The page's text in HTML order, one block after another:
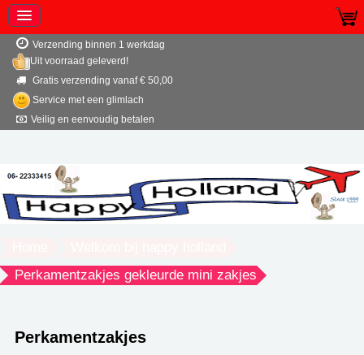
Verzending binnen 1 werkdag
Uit voorraad geleverd!
Gratis verzending vanaf € 50,00
Service met een glimlach
Veilig en eenvoudig betalen
Perkamentzakjes gekleurde mini zakjes
Perkamentzakjes